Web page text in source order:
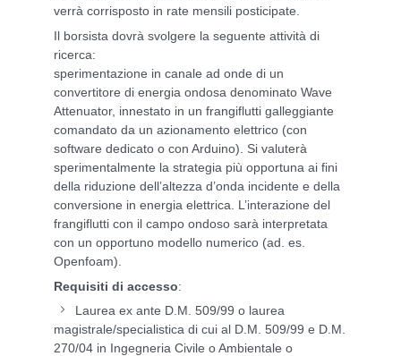
verrà corrisposto in rate mensili posticipate.
Il borsista dovrà svolgere la seguente attività di
ricerca:
sperimentazione in canale ad onde di un
convertitore di energia ondosa denominato Wave
Attenuator, innestato in un frangiflutti galleggiante
comandato da un azionamento elettrico (con
software dedicato o con Arduino). Si valuterà
sperimentalmente la strategia più opportuna ai fini
della riduzione dell’altezza d’onda incidente e della
conversione in energia elettrica. L’interazione del
frangiflutti con il campo ondoso sarà interpretata
con un opportuno modello numerico (ad. es.
Openfoam).
Requisiti di accesso:
Laurea ex ante D.M. 509/99 o laurea
magistrale/specialistica di cui al D.M. 509/99 e D.M.
270/04 in Ingegneria Civile o Ambientale o